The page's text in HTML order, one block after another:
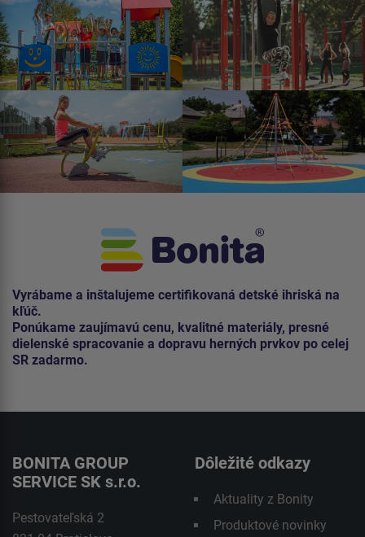
Vyrábame a inštalujeme certifikovaná detské ihriská na
kľúč.
Ponúkame zaujímavú cenu, kvalitné materiály, presné
dielenské spracovanie a dopravu herných prvkov po celej
SR zadarmo.
BONITA GROUP
SERVICE SK s.r.o.
Pestovateľská 2
Dôležité odkazy
Aktuality z Bonity
Produktové novinky